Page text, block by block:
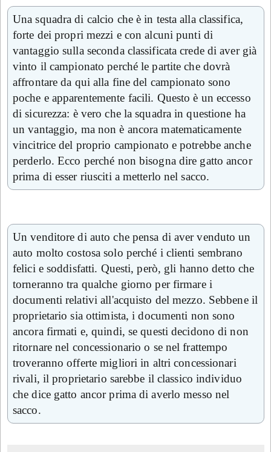
Una squadra di calcio che è in testa alla classifica,
forte dei propri mezzi e con alcuni punti di
vantaggio sulla seconda classificata crede di aver già
vinto il campionato perché le partite che dovrà
affrontare da qui alla fine del campionato sono
poche e apparentemente facili. Questo è un eccesso
di sicurezza: è vero che la squadra in questione ha
un vantaggio, ma non è ancora matematicamente
vincitrice del proprio campionato e potrebbe anche
perderlo. Ecco perché non bisogna dire gatto ancor
prima di esser riusciti a metterlo nel sacco.
Un venditore di auto che pensa di aver venduto un
auto molto costosa solo perché i clienti sembrano
felici e soddisfatti. Questi, però, gli hanno detto che
torneranno tra qualche giorno per firmare i
documenti relativi all'acquisto del mezzo. Sebbene il
proprietario sia ottimista, i documenti non sono
ancora firmati e, quindi, se questi decidono di non
ritornare nel concessionario o se nel frattempo
troveranno offerte migliori in altri concessionari
rivali, il proprietario sarebbe il classico individuo
che dice gatto ancor prima di averlo messo nel
sacco.